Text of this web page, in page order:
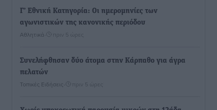
Γ’ Εθνική Κατηγορία: Οι ημερομηνίες των
αγωνιστικών της κανονικής περιόδου
Αθλητικά πριν 5 ώρες
Συνελήφθησαν δύο άτομα στην Κάρπαθο για άγρα
πελατών
Τοπικές Ειδήσεις πριν 5 ώρες